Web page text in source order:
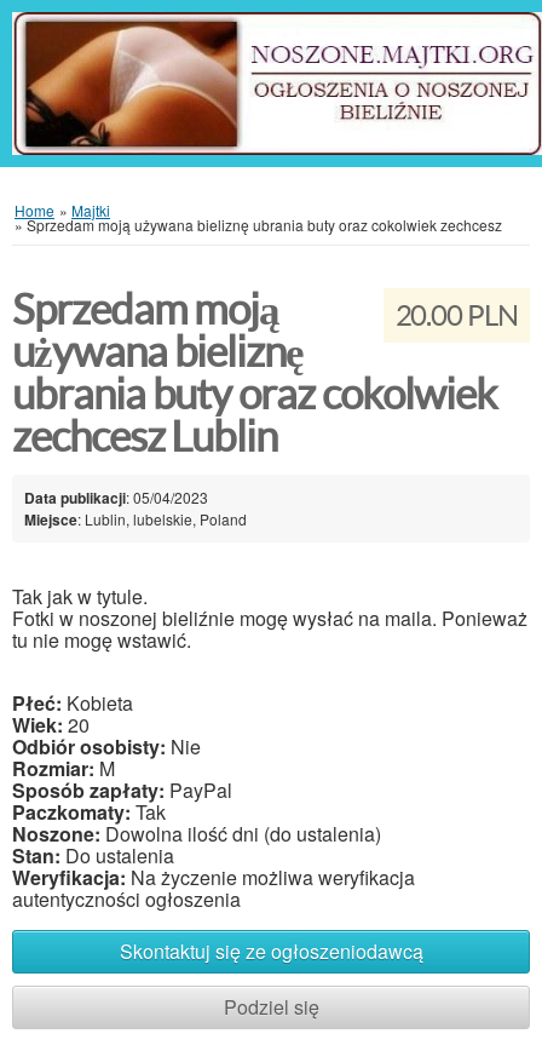
Home » Majtki
»Sprzedam moją używana bieliznę ubrania buty oraz cokolwiek zechcesz
20.00 PLN
Sprzedam moją
używana bieliznę
ubrania buty oraz cokolwiek
zechcesz Lublin
Data publikacji: 05/04/2023
Miejsce: Lublin, lubelskie, Poland
Tak jak w tytule.
Fotki w noszonej bieliźnie mogę wysłać na maila. Ponieważ
tu nie mogę wstawić.
Płeć: Kobieta
Wiek: 20
Odbiór osobisty: Nie
Rozmiar: M
Sposób zapłaty: PayPal
Paczkomaty: Tak
Noszone: Dowolna ilość dni (do ustalenia)
Stan: Do ustalenia
Weryfikacja: Na życzenie możliwa weryfikacja
autentyczności ogłoszenia
Skontaktuj się ze ogłoszeniodawcą
Podziel się